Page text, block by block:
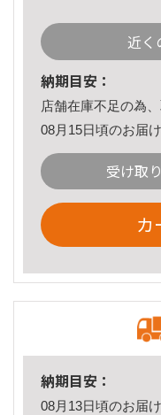
近く
納期目安：
店舗在庫不足の為
08月15日頃のお届
受け取
カ
納期目安：
08月13日頃のお届